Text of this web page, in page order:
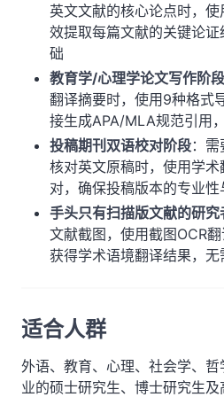
英文文献的核心论点时，
效提取每篇文献的关键论
础
教育学/心理学论文写作阶段
翻译摘要时，使用9种格式
接生成APA/MLA规范引用
投稿期刊双语校对阶段：
核对英文原稿时，使用学
对，确保投稿版本的专业性
手头只有扫描版文献的研究
文献截图，使用截图OCR
获得学术语境翻译结果，无
适合人群
外语、教育、心理、社会学、
业的硕士研究生、博士研究生